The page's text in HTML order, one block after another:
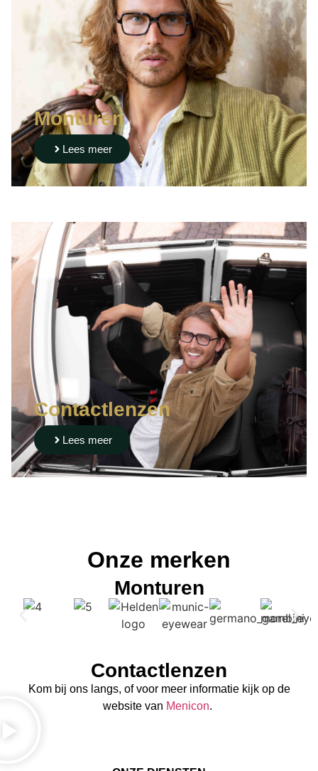
Monturen
Lees meer
Contactlenzen
Lees meer
Onze merken
Monturen
Contactlenzen
Kom bij ons langs, of voor meer informatie kijk op de
website van Menicon.